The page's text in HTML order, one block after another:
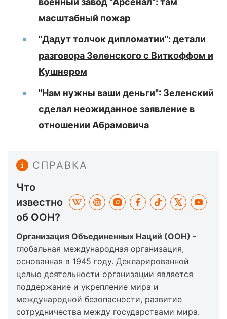
масштабный пожар
"Дадут толчок дипломатии": детали
разговора Зеленского с Виткоффом и
Кушнером
"Нам нужны ваши деньги": Зеленский
сделал неожиданное заявление в
отношении Абрамовича
СПРАВКА
Что
известно
об ООН?
Организация Объединенных Наций (ООН) -
глобальная международная организация,
основанная в 1945 году. Декларированной
целью деятельности организации является
поддержание и укрепление мира и
международной безопасности, развитие
сотрудничества между государствами мира.